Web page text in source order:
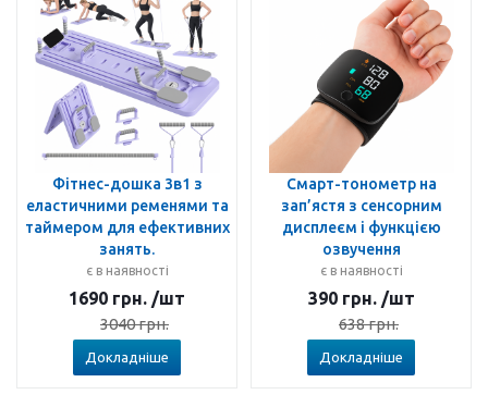
Фітнес-дошка 3в1 з
еластичними ременями та
таймером для ефективних
занять.
є в наявності
1690 грн. /шт
3040грн.
Докладніше
Смарт-тонометр на
зап’ястя з сенсорним
дисплеєм і функцією
озвучення
є в наявності
390 грн. /шт
638грн.
Докладніше